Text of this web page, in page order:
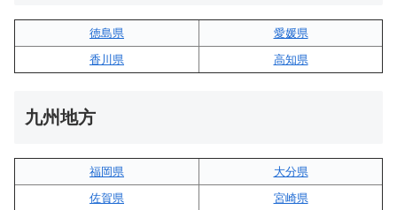
徳島県
愛媛県
香川県
高知県
九州地方
福岡県
大分県
佐賀県
宮崎県